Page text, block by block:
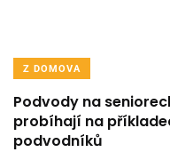
Z DOMOVA
Podvody na
probíhají na
podvodníků